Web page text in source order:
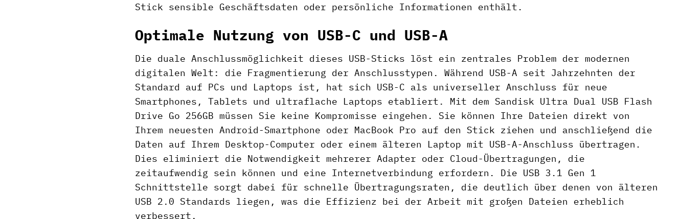
Stick sensible Geschäftsdaten oder persönliche Informationen enthält.
Optimale Nutzung von USB-C und USB-A
Die duale Anschlussmöglichkeit dieses USB-Sticks löst ein zentrales Problem der modernen
digitalen Welt: die Fragmentierung der Anschlusstypen. Während USB-A seit Jahrzehnten der
Standard auf PCs und Laptops ist, hat sich USB-C als universeller Anschluss für neue
Smartphones, Tablets und ultraflache Laptops etabliert. Mit dem Sandisk Ultra Dual USB Flash
Drive Go 256GB müssen Sie keine Kompromisse eingehen. Sie können Ihre Dateien direkt von
Ihrem neuesten Android-Smartphone oder MacBook Pro auf den Stick ziehen und anschließend die
Daten auf Ihrem Desktop-Computer oder einem älteren Laptop mit USB-A-Anschluss übertragen.
Dies eliminiert die Notwendigkeit mehrerer Adapter oder Cloud-Übertragungen, die
zeitaufwendig sein können und eine Internetverbindung erfordern. Die USB 3.1 Gen 1
Schnittstelle sorgt dabei für schnelle Übertragungsraten, die deutlich über denen von älteren
USB 2.0 Standards liegen, was die Effizienz bei der Arbeit mit großen Dateien erheblich
verbessert.